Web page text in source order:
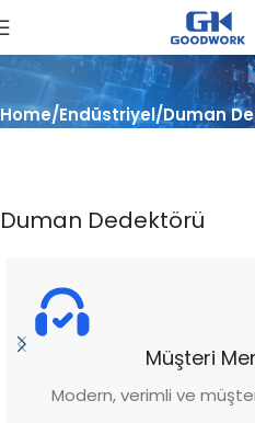
Home Endüstriyel Duman
Duman Dedektörü
Müşteri
Modern, verimli ve